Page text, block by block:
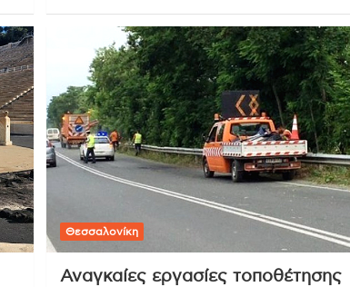
Θεσσαλονίκη
Αναγκαίες εργασίες τοποθέτησης